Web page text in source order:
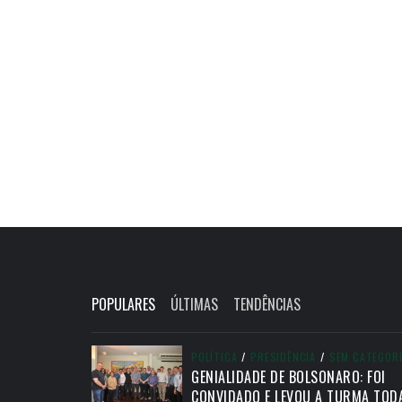
POPULARES ÚLTIMAS TENDÊNCIAS
POLÍTICA / PRESIDÊNCIA / SEM
GENIALIDADE DE BOLSONARO: FOI
CONVIDADO E LEVOU A TURMA